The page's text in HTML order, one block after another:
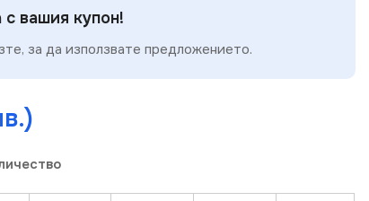
вашия купон!
за да използвате предложението.